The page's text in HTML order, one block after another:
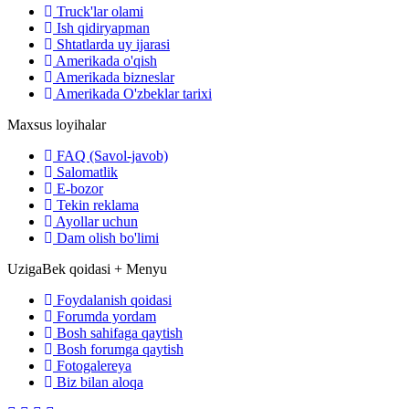
Truck'lar olami
Ish qidiryapman
Shtatlarda uy ijarasi
Amerikada o'qish
Amerikada bizneslar
Amerikada O'zbeklar tarixi
Maxsus loyihalar
FAQ (Savol-javob)
Salomatlik
E-bozor
Tekin reklama
Ayollar uchun
Dam olish bo'limi
UzigaBek qoidasi + Menyu
Foydalanish qoidasi
Forumda yordam
Bosh sahifaga qaytish
Bosh forumga qaytish
Fotogalereya
Biz bilan aloqa